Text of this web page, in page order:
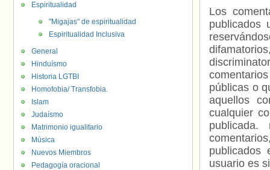
Los
publicados
públicas o
aquellos
cualquier
usuario es
Espiritualidad
"Migajas" de espiritualidad
Espiritualidad Inclusiva
General
Hinduísmo
Historia LGTBI
Homofobia/ Transfobia.
Islam
Judaísmo
Matrimonio igualitario
Música
Nuevos Miembros
Pedagogía oracional